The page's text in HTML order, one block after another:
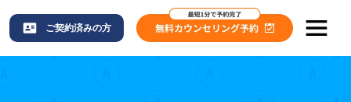
ご契約済みの方